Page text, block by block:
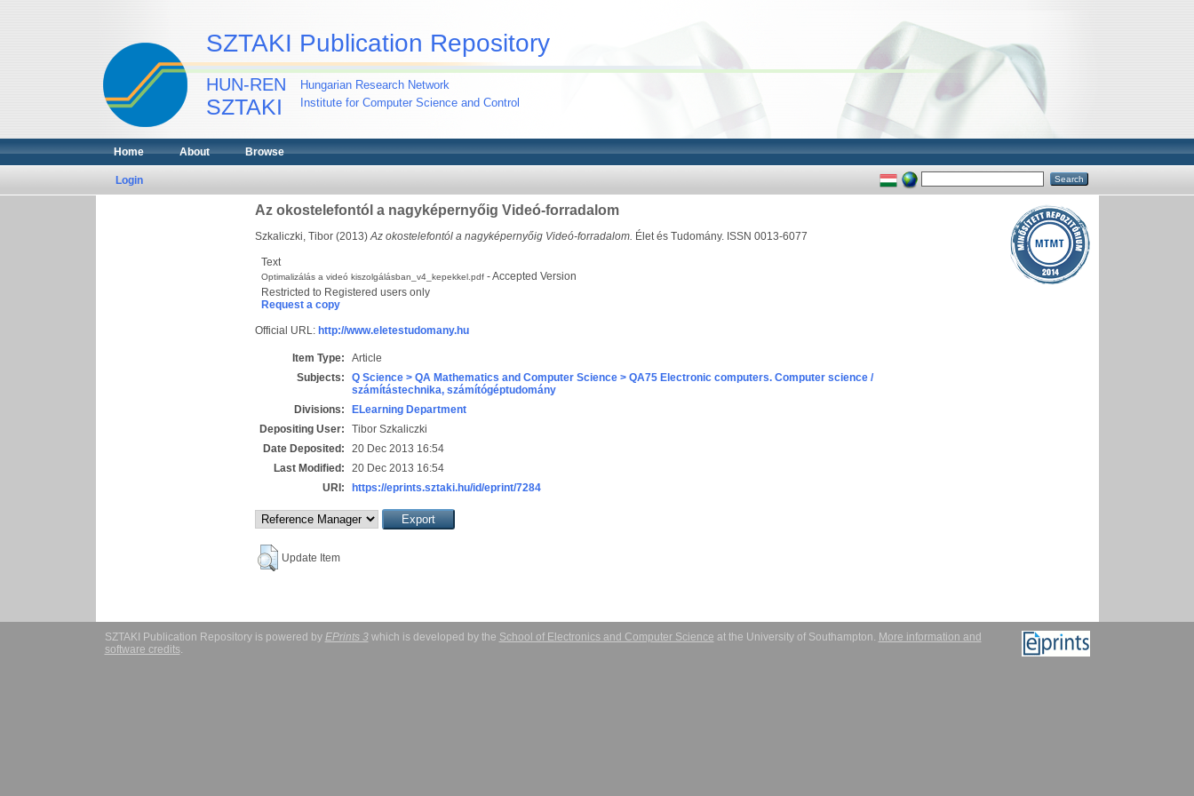
SZTAKI Publication Repository
HUN-REN
SZTAKI
Hungarian Research Network
Institute for Computer Science and Control
Home About Browse
Login
Az okostelefontól a nagyképernyőig Videó-forradalom
Szkaliczki, Tibor (2013)Az okostelefontól a nagyképernyőig Videó-forradalom. Élet és Tudomány. ISSN 0013-6077
Text
Optimalizálás a videó kiszolgálásban_v4_kepekkel.pdf - Accepted Version
Restricted to Registered users only
Request a copy
Official URL: http://www.eletestudomany.hu
Item Type:
Article
Subjects:
Q Science > QA Mathematics and Computer Science > QA75 Electronic computers. Computer science /
számítástechnika, számítógéptudomány
Divisions:
ELearning Department
Depositing User:
Tibor Szkaliczki
Date Deposited:
20 Dec 2013 16:54
Last Modified:
20 Dec 2013 16:54
URI:
https://eprints.sztaki.hu/id/eprint/7284
Update Item
SZTAKI Publication Repository is powered by EPrints 3which is developed by the School of Electronics and Computer Science at the University of Southampton. More information and
software credits.